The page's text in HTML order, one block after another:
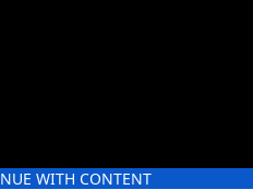
WITH CONTENT